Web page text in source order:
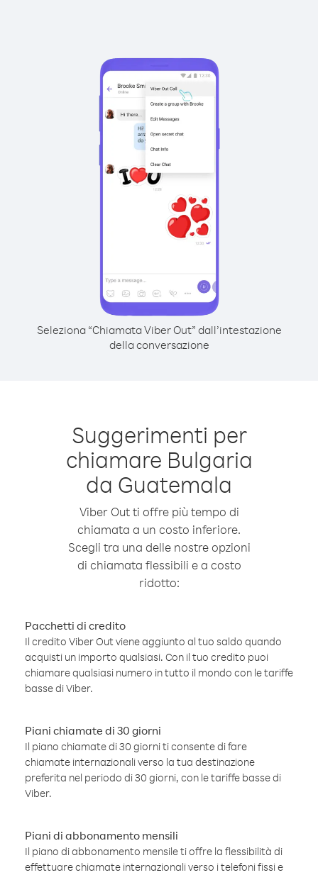
Seleziona “Chiamata Viber Out” dall’intestazione
della conversazione
Suggerimenti per
chiamare Bulgaria
da Guatemala
Viber Out ti offre più tempo di
chiamata a un costo inferiore.
Scegli tra una delle nostre opzioni
di chiamata flessibili e a costo
ridotto:
Pacchetti di credito
Il credito Viber Out viene aggiunto al tuo saldo quando
acquisti un importo qualsiasi. Con il tuo credito puoi
chiamare qualsiasi numero in tutto il mondo con le tariffe
basse di Viber.
Piani chiamate di 30 giorni
Il piano chiamate di 30 giorni ti consente di fare
chiamate internazionali verso la tua destinazione
preferita nel periodo di 30 giorni, con le tariffe basse di
Viber.
Piani di abbonamento mensili
Il piano di abbonamento mensile ti offre la flessibilità di
effettuare chiamate internazionali verso i telefoni fissi e